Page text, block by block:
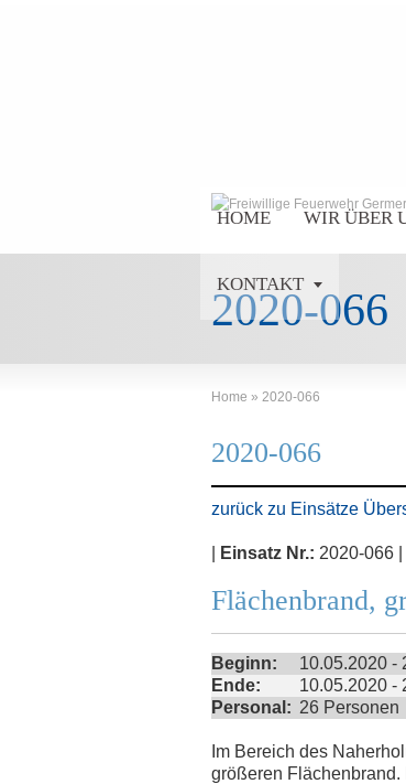
HOME WIR ÜBER
KONTAKT
2020-066
Home » 2020-066
2020-066
zurück zu Einsätze
Einsatz Nr.: 2020-066 |
Flächenbrand,
Beginn:
10.05.2020 -
Ende:
10.05.2020 -
Personal: 26 Personen
Im Bereich des
größeren Flächenbrand.